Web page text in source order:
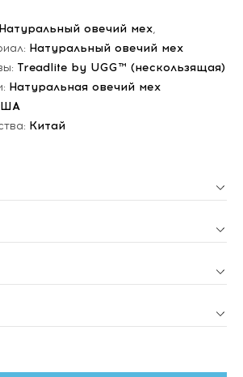
Натуральный овечий мех,
Натуральный овечий мех
Treadlite by UGG™ (нескользящая)
Натуральная овечий мех
Китай